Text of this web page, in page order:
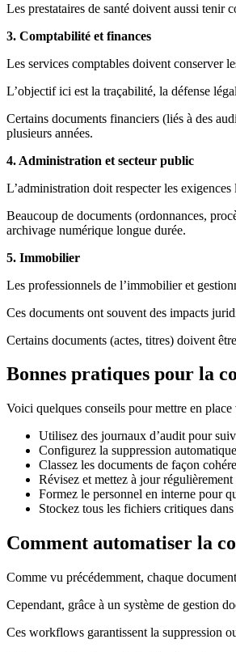
Les prestataires de santé doivent aussi tenir
3. Comptabilité et finances
Les services comptables doivent conserver
L’objectif ici est la traçabilité, la défense
Certains documents financiers (liés à des
plusieurs années.
4. Administration et secteur public
L’administration doit respecter les
Beaucoup de documents (ordonnances,
archivage numérique longue durée.
5. Immobilier
Les professionnels de l’immobilier et
Ces documents ont souvent des impacts
Certains documents (actes, titres) doivent
Bonnes pratiques pour la
Voici quelques conseils pour mettre en
Utilisez des journaux d’audit pour
Configurez la suppression
Classez les documents de façon
Révisez et mettez à jour
Formez le personnel en interne pour
Stockez tous les fichiers critiques dans
Comment automatiser la
Comme vu précédemment, chaque
Cependant, grâce à un système de gestion
Ces workflows garantissent la suppression